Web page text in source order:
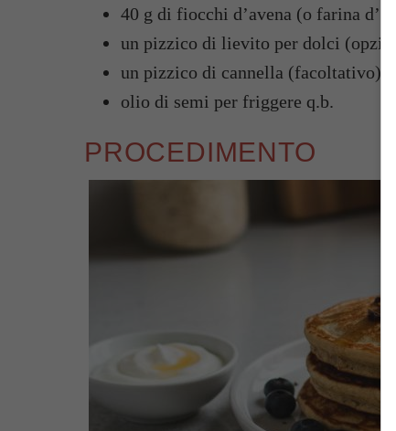
40 g di fiocchi d’avena (o farina
un pizzico di lievito per dolci
un pizzico di cannella (facoltativo)
olio di semi per friggere q.b.
PROCEDIMENTO